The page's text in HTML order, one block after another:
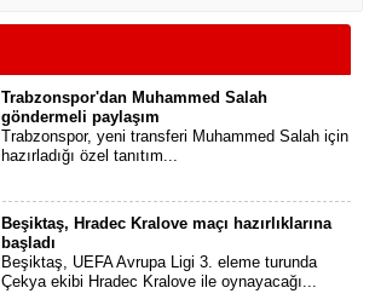
Trabzonspor'dan Muhammed Salah
göndermeli paylaşım
Trabzonspor, yeni transferi Muhammed Salah için
hazırladığı özel tanıtım...
Beşiktaş, Hradec Kralove maçı hazırlıklarına
başladı
Beşiktaş, UEFA Avrupa Ligi 3. eleme turunda
Çekya ekibi Hradec Kralove ile oynayacağı...